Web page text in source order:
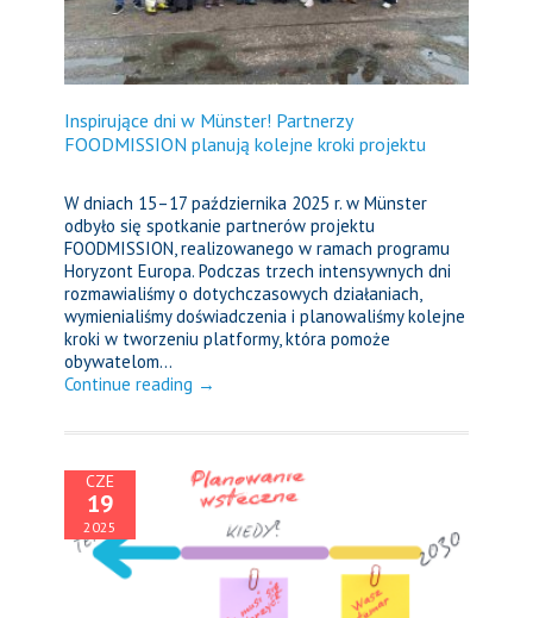
Inspirujące dni w Münster! Partnerzy
FOODMISSION planują kolejne kroki projektu
W dniach 15–17 października 2025 r. w Münster
odbyło się spotkanie partnerów projektu
FOODMISSION, realizowanego w ramach programu
Horyzont Europa. Podczas trzech intensywnych dni
rozmawialiśmy o dotychczasowych działaniach,
wymienialiśmy doświadczenia i planowaliśmy kolejne
kroki w tworzeniu platformy, która pomoże
obywatelom...
Continue reading →
CZE
19
2025